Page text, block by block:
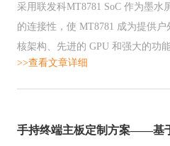
采用联发科MT8781 SoC 作为墨
的连接性，使 MT8781 成为提供
核架构、先进的 GPU 和强大的功
功攻克了设备面临的核心难题，包
现流畅稳定的使用体验。
>>查看文章详细
手持终端主板定制方案——基